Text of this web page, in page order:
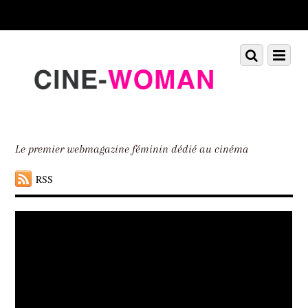
down
Le premier webmagazine féminin dédié au cinéma
RSS
Menu
Scroll
down